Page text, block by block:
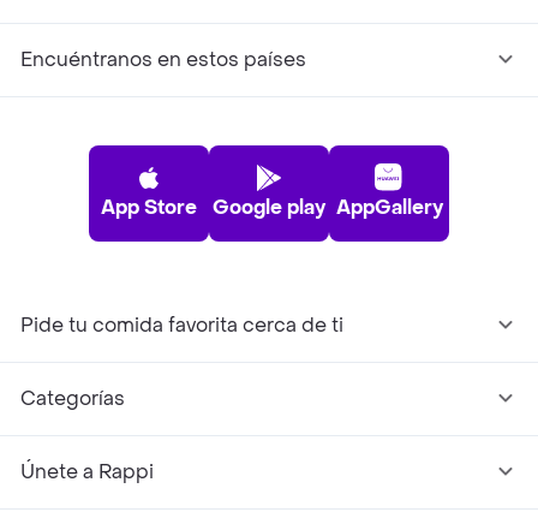
Encuéntranos en estos países
App Store Google play AppGallery
Pide tu comida favorita cerca de ti
Categorías
Únete a Rappi